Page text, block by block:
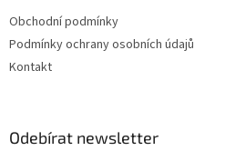
Obchodní podmínky
Podmínky ochrany osobních údajů
Kontakt
Odebírat newsletter